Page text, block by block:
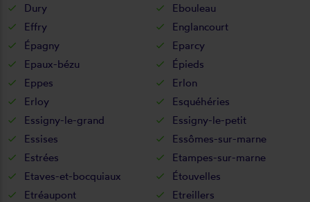
Dury
Ebouleau
Effry
Englancourt
Épagny
Eparcy
Epaux-bézu
Épieds
Eppes
Erlon
Erloy
Esquéhéries
Essigny-le-grand
Essigny-le-petit
Essises
Essômes-sur-marne
Estrées
Etampes-sur-marne
Etaves-et-bocquiaux
Étouvelles
Etréaupont
Etreillers